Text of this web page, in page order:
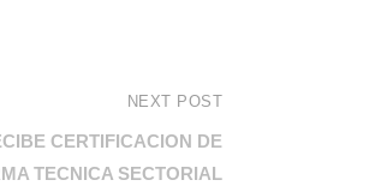
NEXT POST
CERTIFICACION DE
TECNICA SECTORIAL